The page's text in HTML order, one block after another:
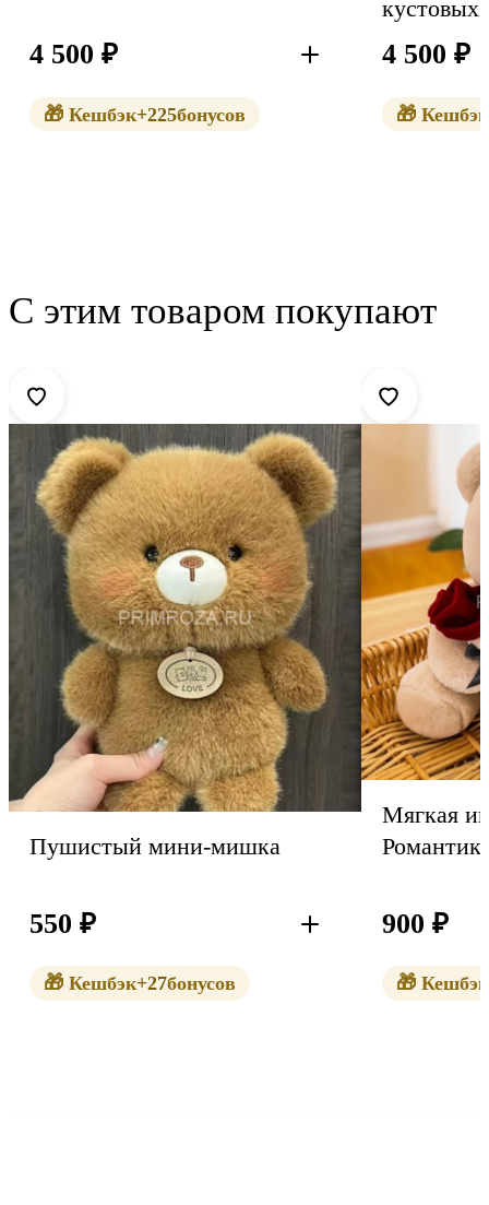
4 500₽ В корзину
🎁 Кешбэк+225бонусов
4 500 ₽
🎁 Кешбэк
С этим товаром покупают
Пушистый мини-мишка
550₽ В корзину
🎁 Кешбэк+27бонусов
Мягкая
Романтик
900 ₽
🎁 Кешбэк